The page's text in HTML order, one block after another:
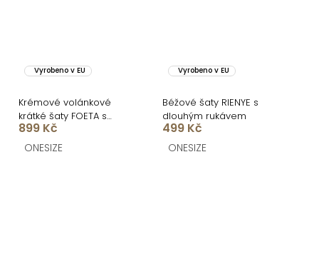
Vyrobeno v EU
Krémové volánkové
krátké šaty FOETA s
všitými kraťásky
899 Kč
ONESIZE
Vyrobeno v EU
Béžové šaty RIENYE s
dlouhým rukávem
499 Kč
ONESIZE